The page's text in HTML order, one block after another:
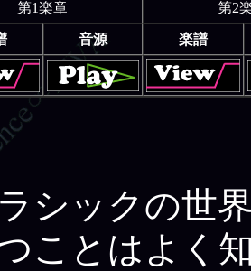
第1楽章 第2
音源 楽譜
シックの世
ことはよく